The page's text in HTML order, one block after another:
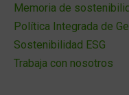
Memoria de
Política Integrada de
Sostenibilidad ESG
Trabaja con nosotros